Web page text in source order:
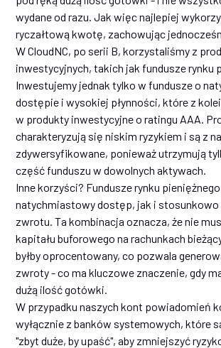
wydane od razu. Jak więc najlepiej
ryczałtową kwotę, zachowując
W CloudNC, po serii B, korzystaliśmy z
inwestycyjnych, takich jak fundusze rynku
Inwestujemy jednak tylko w fundusze o
dostępie i wysokiej płynności, które z
w produkty inwestycyjne o ratingu AAA.
charakteryzują się niskim ryzykiem i są z
zdywersyfikowane, ponieważ utrzymują
część funduszu w dowolnych aktywach.
Inne korzyści? Fundusze rynku
natychmiastowy dostęp, jak i
zwrotu. Ta kombinacja oznacza, że nie
kapitału buforowego na rachunkach
byłby oprocentowany, co pozwala
zwroty - co ma kluczowe znaczenie, gdy
dużą ilość gotówki.
W przypadku naszych kont powiadomień
wyłącznie z banków systemowych, które
"zbyt duże, by upaść", aby zmniejszyć